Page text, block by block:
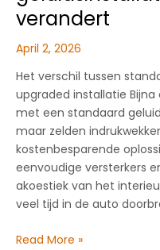
verandert
April 2, 2026
Het verschil tussen
upgraded installatie
met een standaard
maar zelden
kostenbesparende
eenvoudige versterkers
akoestiek van het
veel tijd in de auto
Autoaudio:
Read More »